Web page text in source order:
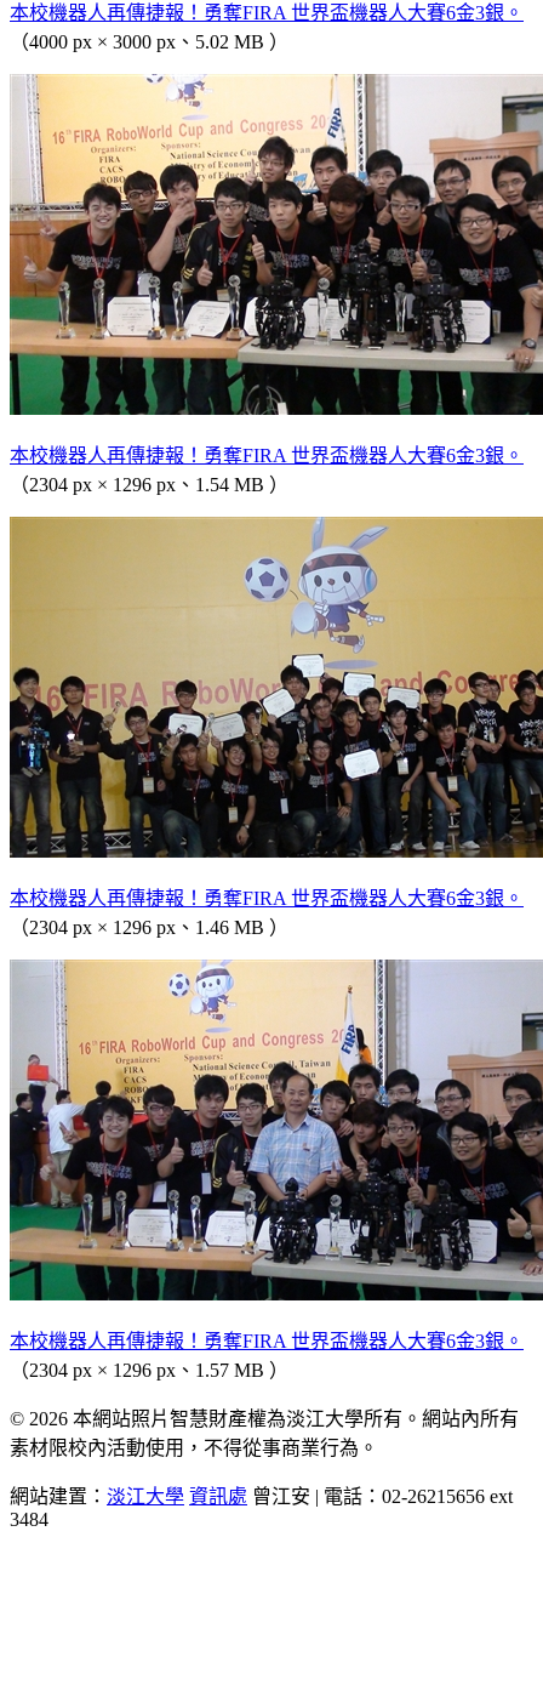
本校機器人再傳捷報！勇奪FIRA 世界盃機器人大賽6金3銀。
（4000 px × 3000 px、5.02 MB ）
本校機器人再傳捷報！勇奪FIRA 世界盃機器人大賽6金3銀。
（2304 px × 1296 px、1.54 MB ）
本校機器人再傳捷報！勇奪FIRA 世界盃機器人大賽6金3銀。
（2304 px × 1296 px、1.46 MB ）
本校機器人再傳捷報！勇奪FIRA 世界盃機器人大賽6金3銀。
（2304 px × 1296 px、1.57 MB ）
© 2026 本網站照片智慧財產權為淡江大學所有。網站內所有
素材限校內活動使用，不得從事商業行為。
網站建置： 淡江大學 資訊處 曾江安 | 電話：02-26215656 ext
3484